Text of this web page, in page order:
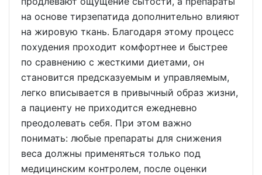
на основе тирзепатида дополнительно влияют
на жировую ткань. Благодаря этому процесс
похудения проходит комфортнее и быстрее
по сравнению с жесткими диетами, он
становится предсказуемым и управляемым,
легко вписывается в привычный образ жизни,
а пациенту не приходится ежедневно
преодолевать себя. При этом важно
понимать: любые препараты для снижения
веса должны применяться только под
медицинским контролем, после оценки